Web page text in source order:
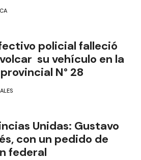
policial falleció
su vehículo en la
N° 28
Unidas: Gustavo
con un pedido de
federal